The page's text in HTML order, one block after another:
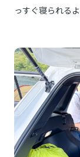
っすぐ寝られる